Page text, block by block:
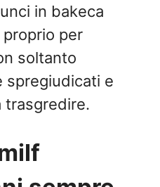
in bakeca
per
soltanto
spregiudicati e
trasgredire.